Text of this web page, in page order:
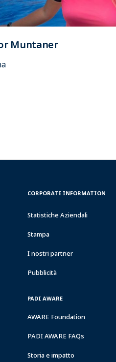
Muntaner
CORPORATE
CORPORATE INFORMATION
Statistiche Aziendali
Stampa
I nostri partner
Pubblicità
PADI AWARE
AWARE Foundation
PADI AWARE FAQs
Storia e impatto